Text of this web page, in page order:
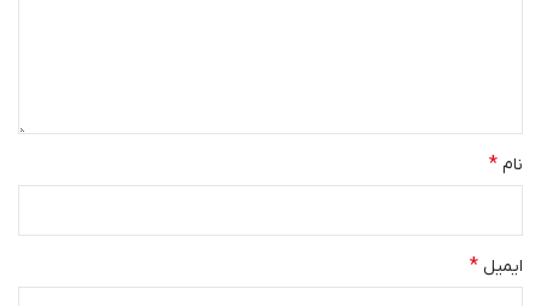
نام *
ایمیل *